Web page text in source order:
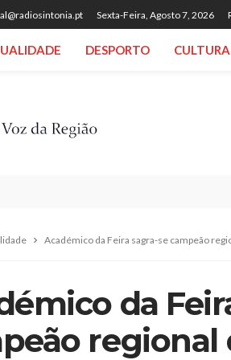
Sexta-Feira, Agosto 7, 2026
DESPORTO CULTURA
Académico da Feira sagra-se campeão
da
regional